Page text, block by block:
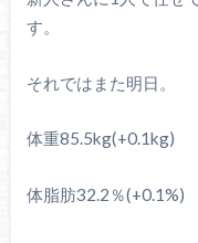
す。
それではまた明日。
体重85.5kg(+0.1kg)
体脂肪32.2％(+0.1%)